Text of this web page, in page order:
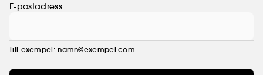
E-postadress
Till exempel: namn@exempel.com